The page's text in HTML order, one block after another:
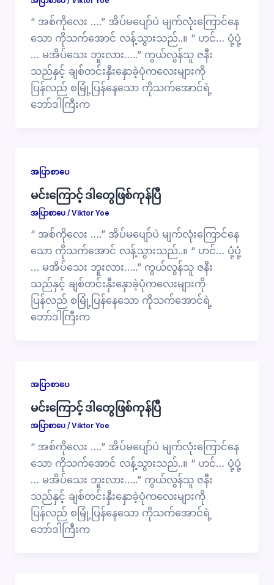
“ အစ်ကိုလေး ….” အိပ်မပျော်ပဲ မျက်လုံးကြောင်နေ
သော ကိုသက်အောင် လန့်သွားသည်..။ “ ဟင်… ပုံ့ပုံ့
… မအိပ်သေး ဘူးလား…..” ကွယ်လွန်သူ ဇနီး
သည်နှင့် ချစ်တင်းနှီးနှောခဲ့ပုံကလေးများကို
ပြန်လည် စမြုံ့ပြန်နေသော ကိုသက်အောင်ရဲ့
ဘော်ဒါကြီးက
အပြာစာပေ
မင်းကြောင့် ဒါတွေဖြစ်ကုန်ပြီ
အပြာစာပေ/ Viktor Yoe
“ အစ်ကိုလေး ….” အိပ်မပျော်ပဲ မျက်လုံးကြောင်နေ
သော ကိုသက်အောင် လန့်သွားသည်..။ “ ဟင်… ပုံ့ပုံ့
… မအိပ်သေး ဘူးလား…..” ကွယ်လွန်သူ ဇနီး
သည်နှင့် ချစ်တင်းနှီးနှောခဲ့ပုံကလေးများကို
ပြန်လည် စမြုံ့ပြန်နေသော ကိုသက်အောင်ရဲ့
ဘော်ဒါကြီးက
အပြာစာပေ
မင်းကြောင့် ဒါတွေဖြစ်ကုန်ပြီ
အပြာစာပေ/ Viktor Yoe
“ အစ်ကိုလေး ….” အိပ်မပျော်ပဲ မျက်လုံးကြောင်နေ
သော ကိုသက်အောင် လန့်သွားသည်..။ “ ဟင်… ပုံ့ပုံ့
… မအိပ်သေး ဘူးလား…..” ကွယ်လွန်သူ ဇနီး
သည်နှင့် ချစ်တင်းနှီးနှောခဲ့ပုံကလေးများကို
ပြန်လည် စမြုံ့ပြန်နေသော ကိုသက်အောင်ရဲ့
ဘော်ဒါကြီးက